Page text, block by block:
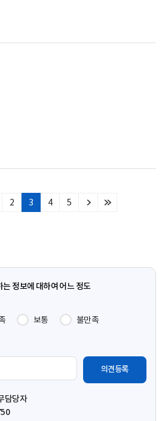
2 3 4 5
다
마
정보에 대하여 어느 정도
보통
불만족
담당자